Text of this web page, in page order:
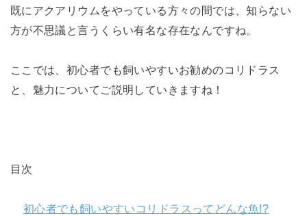
既にアクアリウムをやっている方々の間では、知らない
方が不思議と言うくらい有名な存在なんですね。
ここでは、初心者でも飼いやすいお勧めのコリドラス
と、魅力についてご説明していきますね！
目次
初心者でも飼いやすいコリドラスってどんな魚!?